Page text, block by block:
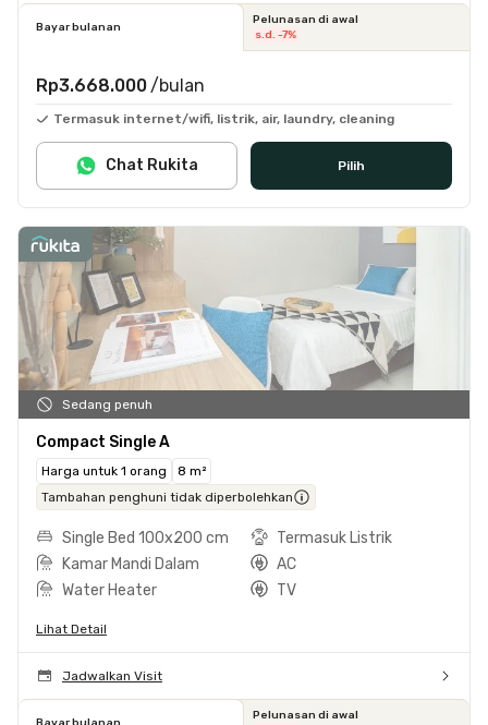
Bayar bulanan
Pelunasan di awal
s.d. -7%
Rp3.668.000 /bulan
Termasuk internet/wifi, listrik, air, laundry, cleaning
Pilih
Chat Rukita
Sedang penuh
Compact Single A
Harga untuk 1 orang
8 m²
Tambahan penghuni tidak diperbolehkan
Single Bed 100x200 cm
Termasuk Listrik
Kamar Mandi Dalam
AC
Water Heater
TV
Lihat Detail
Jadwalkan Visit
Bayar bulanan
Pelunasan di awal